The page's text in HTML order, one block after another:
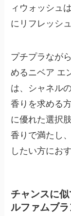
ィウォッシュ
にリフレッシ
プチプラなが
めるニベア エ
は、シャネル
香りを求める
に優れた選択
香りで満たし
したい方にお
チャンスに
ルファムブラ